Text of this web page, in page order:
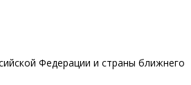
Федерации и страны ближнего